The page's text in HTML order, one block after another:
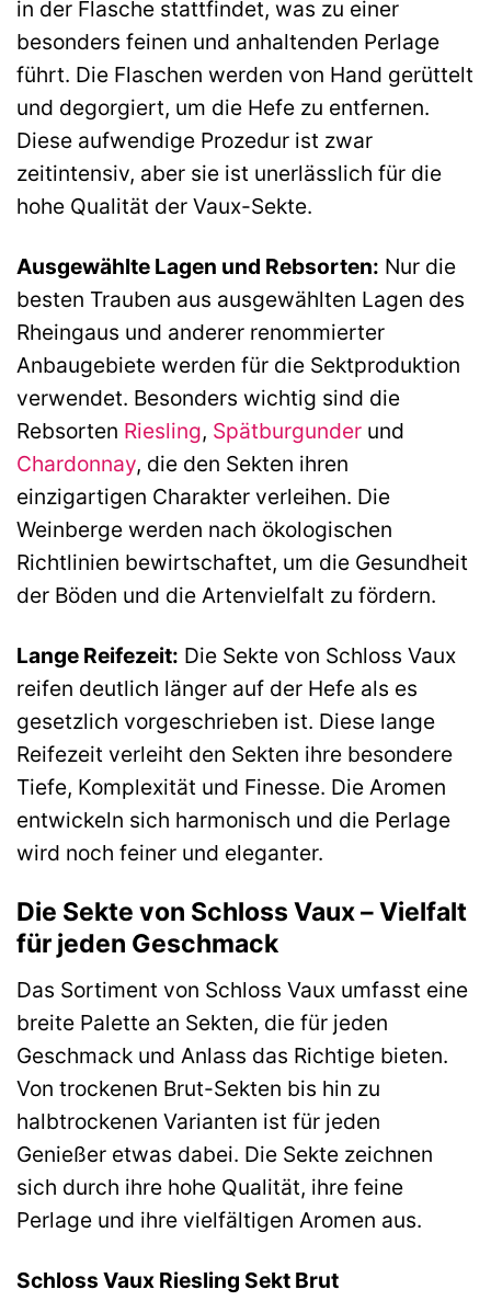
in der Flasche stattfindet, was zu einer
besonders feinen und anhaltenden Perlage
führt. Die Flaschen werden von Hand gerüttelt
und degorgiert, um die Hefe zu entfernen.
Diese aufwendige Prozedur ist zwar
zeitintensiv, aber sie ist unerlässlich für die
hohe Qualität der Vaux-Sekte.
Ausgewählte Lagen und Rebsorten: Nur die
besten Trauben aus ausgewählten Lagen des
Rheingaus und anderer renommierter
Anbaugebiete werden für die Sektproduktion
verwendet. Besonders wichtig sind die
Rebsorten Riesling, Spätburgunder und
Chardonnay, die den Sekten ihren
einzigartigen Charakter verleihen. Die
Weinberge werden nach ökologischen
Richtlinien bewirtschaftet, um die Gesundheit
der Böden und die Artenvielfalt zu fördern.
Lange Reifezeit: Die Sekte von Schloss Vaux
reifen deutlich länger auf der Hefe als es
gesetzlich vorgeschrieben ist. Diese lange
Reifezeit verleiht den Sekten ihre besondere
Tiefe, Komplexität und Finesse. Die Aromen
entwickeln sich harmonisch und die Perlage
wird noch feiner und eleganter.
Die Sekte von Schloss Vaux – Vielfalt
für jeden Geschmack
Das Sortiment von Schloss Vaux umfasst eine
breite Palette an Sekten, die für jeden
Geschmack und Anlass das Richtige bieten.
Von trockenen Brut-Sekten bis hin zu
halbtrockenen Varianten ist für jeden
Genießer etwas dabei. Die Sekte zeichnen
sich durch ihre hohe Qualität, ihre feine
Perlage und ihre vielfältigen Aromen aus.
Schloss Vaux Riesling Sekt Brut